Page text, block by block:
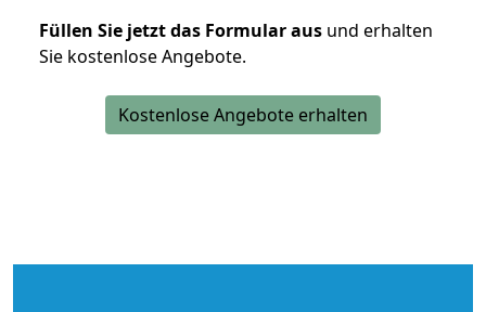
Füllen Sie jetzt das Formular aus und erhalten
Sie kostenlose Angebote.
Kostenlose Angebote erhalten